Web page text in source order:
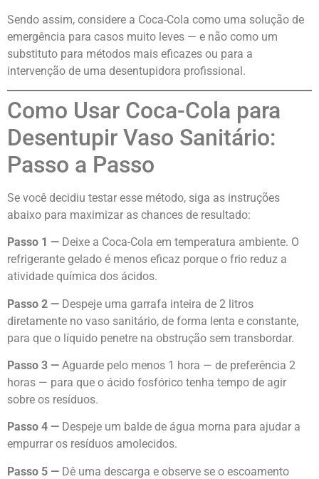
Sendo assim, considere a Coca-Cola como uma solução de
emergência para casos muito leves — e não como um
substituto para métodos mais eficazes ou para a
intervenção de uma desentupidora profissional.
Como Usar Coca-Cola para
Desentupir Vaso Sanitário:
Passo a Passo
Se você decidiu testar esse método, siga as instruções
abaixo para maximizar as chances de resultado:
Passo 1 — Deixe a Coca-Cola em temperatura ambiente. O
refrigerante gelado é menos eficaz porque o frio reduz a
atividade química dos ácidos.
Passo 2 — Despeje uma garrafa inteira de 2 litros
diretamente no vaso sanitário, de forma lenta e constante,
para que o líquido penetre na obstrução sem transbordar.
Passo 3 — Aguarde pelo menos 1 hora — de preferência 2
horas — para que o ácido fosfórico tenha tempo de agir
sobre os resíduos.
Passo 4 — Despeje um balde de água morna para ajudar a
empurrar os resíduos amolecidos.
Passo 5 — Dê uma descarga e observe se o escoamento